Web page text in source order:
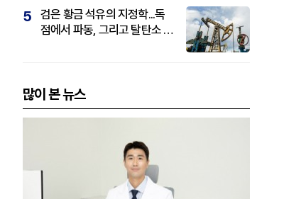
5
검은 황금 석유의 지정학...독
점에서 파동, 그리고 탈탄소 패
많이 본 뉴스